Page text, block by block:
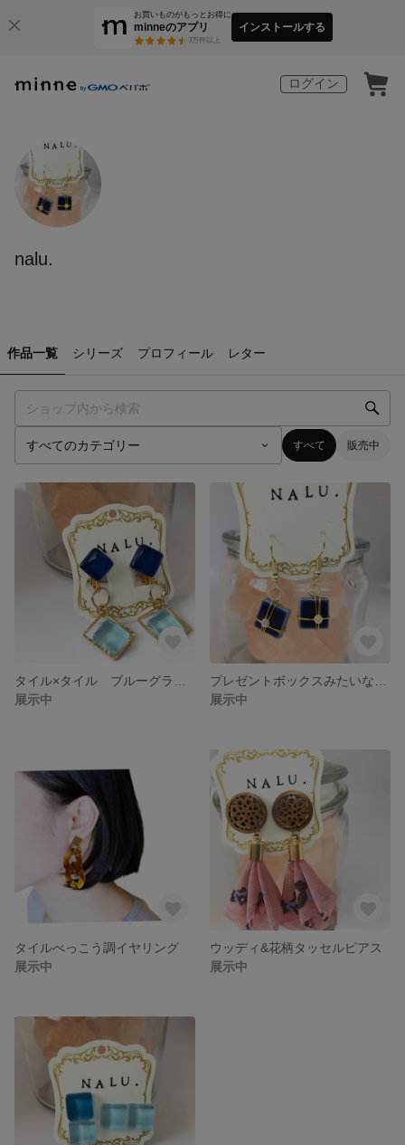
お買いものがもっとお得に
minneのアプリ
3万件以上
インストールする
ログイン
nalu.
作品一覧 シリーズ プロフィール レター
すべて 販売中
展示中
展示中
タイルべっこう調イヤリング
展示中
ウッディ&花柄タッセルピアス
展示中